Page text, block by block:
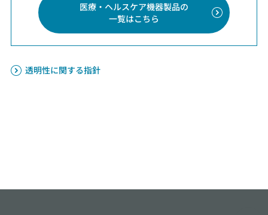
医療・ヘルスケア機器製品の
一覧はこちら
透明性に関する指針